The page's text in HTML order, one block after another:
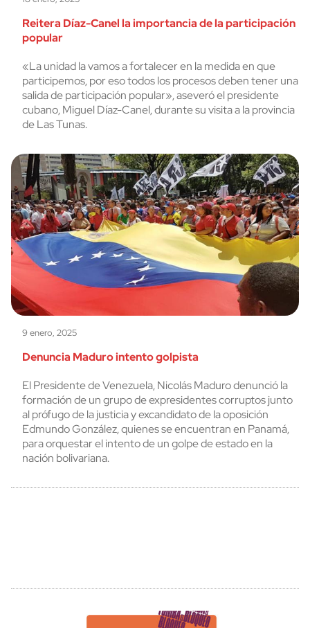
Reitera Díaz-Canel la importancia de la participación
popular
«La unidad la vamos a fortalecer en la medida en que
participemos, por eso todos los procesos deben tener una
salida de participación popular», aseveró el presidente
cubano, Miguel Díaz-Canel, durante su visita a la provincia
de Las Tunas.
9 enero, 2025
Denuncia Maduro intento golpista
El Presidente de Venezuela, Nicolás Maduro denunció la
formación de un grupo de expresidentes corruptos junto
al prófugo de la justicia y excandidato de la oposición
Edmundo González, quienes se encuentran en Panamá,
para orquestar el intento de un golpe de estado en la
nación bolivariana.